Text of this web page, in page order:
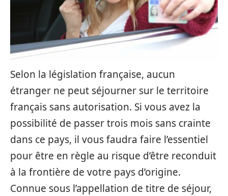
Selon la législation française, aucun
étranger ne peut séjourner sur le territoire
français sans autorisation. Si vous avez la
possibilité de passer trois mois sans crainte
dans ce pays, il vous faudra faire l’essentiel
pour être en règle au risque d’être reconduit
à la frontière de votre pays d’origine.
Connue sous l’appellation de titre de séjour,